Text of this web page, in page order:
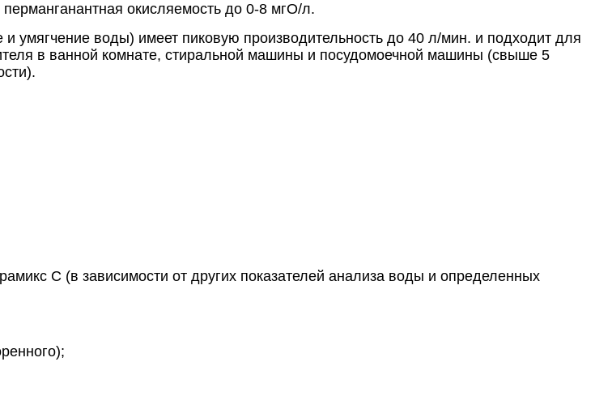
окисляемость до 0-8 мгО/л.
умягчение воды) имеет пиковую производительность до 40 л/мин. и подходит для
в ванной комнате, стиральной машины и посудомоечной машины (свыше 5
С (в зависимости от других показателей анализа воды и определенных